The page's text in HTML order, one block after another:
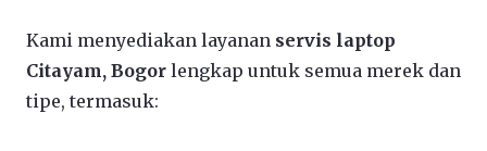
Kami menyediakan layanan servis laptop
Citayam, Bogor lengkap untuk semua merek dan
tipe, termasuk: